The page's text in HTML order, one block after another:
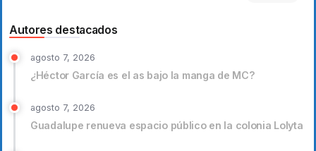
Autores destacados
agosto 7, 2026
¿Héctor García es el as bajo la manga de MC?
agosto 7, 2026
Guadalupe renueva espacio público en la colonia Lolyta